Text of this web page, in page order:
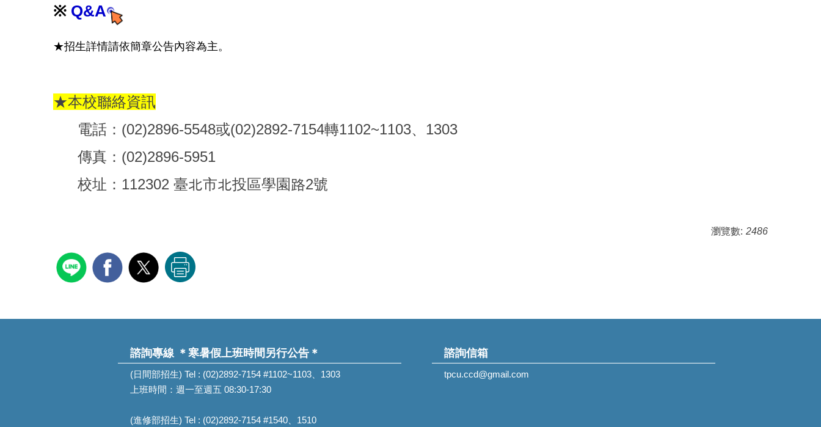
※ Q&A
★招生詳情請依簡章公告內容為主。
★本校聯絡資訊
電話：(02)2896-5548或(02)2892-7154轉1102~1103、1303
傳真：(02)2896-5951
校址：112302 臺北市北投區學園路2號
瀏覽數: 2486
諮詢專線 ＊寒暑假上班時間另行公告＊
(日間部招生) Tel : (02)2892-7154 #1102~1103、1303
上班時間：週一至週五 08:30-17:30
(進修部招生) Tel : (02)2892-7154 #1540、1510
諮詢信箱
tpcu.ccd@gmail.com